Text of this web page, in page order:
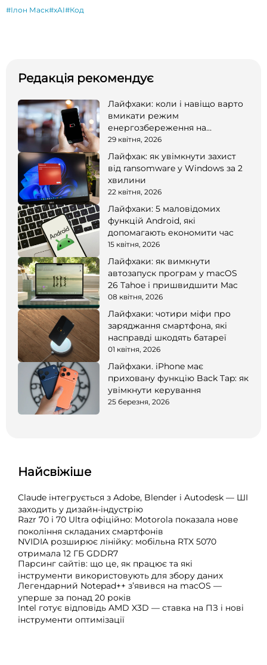
#Ілон Маск#xAI#Код
Редакція рекомендує
Лайфхаки: коли і навіщо варто
вмикати режим
енергозбереження на
смартфоні
29 квітня, 2026
Лайфхак: як увімкнути захист
від ransomware у Windows за 2
хвилини
22 квітня, 2026
Лайфхаки: 5 маловідомих
функцій Android, які
допомагають економити час
15 квітня, 2026
Лайфхаки: як вимкнути
автозапуск програм у macOS
26 Tahoe і пришвидшити Mac
08 квітня, 2026
Лайфхаки: чотири міфи про
заряджання смартфона, які
насправді шкодять батареї
01 квітня, 2026
Лайфхаки. iPhone має
приховану функцію Back Tap: як
увімкнути керування
25 березня, 2026
Найсвіжіше
Claude інтегрується з Adobe, Blender і Autodesk — ШІ
заходить у дизайн-індустрію
Razr 70 і 70 Ultra офіційно: Motorola показала нове
покоління складаних смартфонів
NVIDIA розширює лінійку: мобільна RTX 5070
отримала 12 ГБ GDDR7
Парсинг сайтів: що це, як працює та які
інструменти використовують для збору даних
Легендарний Notepad++ з’явився на macOS —
уперше за понад 20 років
Intel готує відповідь AMD X3D — ставка на ПЗ і нові
інструменти оптимізації